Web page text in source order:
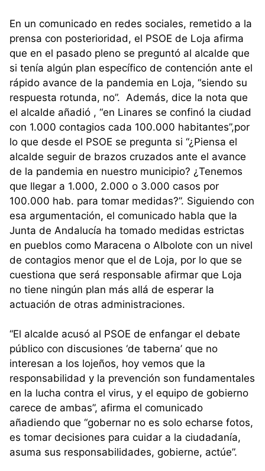
En un comunicado en redes sociales, remetido a la
prensa con posterioridad, el PSOE de Loja afirma
que en el pasado pleno se preguntó al alcalde que
si tenía algún plan específico de contención ante el
rápido avance de la pandemia en Loja, “siendo su
respuesta rotunda, no”. Además, dice la nota que
el alcalde añadió , “en Linares se confinó la ciudad
con 1.000 contagios cada 100.000 habitantes”,por
lo que desde el PSOE se pregunta si “¿Piensa el
alcalde seguir de brazos cruzados ante el avance
de la pandemia en nuestro municipio? ¿Tenemos
que llegar a 1.000, 2.000 o 3.000 casos por
100.000 hab. para tomar medidas?”. Siguiendo con
esa argumentación, el comunicado habla que la
Junta de Andalucía ha tomado medidas estrictas
en pueblos como Maracena o Albolote con un nivel
de contagios menor que el de Loja, por lo que se
cuestiona que será responsable afirmar que Loja
no tiene ningún plan más allá de esperar la
actuación de otras administraciones.
“El alcalde acusó al PSOE de enfangar el debate
público con discusiones ‘de taberna’ que no
interesan a los lojeños, hoy vemos que la
responsabilidad y la prevención son fundamentales
en la lucha contra el virus, y el equipo de gobierno
carece de ambas”, afirma el comunicado
añadiendo que “gobernar no es solo echarse fotos,
es tomar decisiones para cuidar a la ciudadanía,
asuma sus responsabilidades, gobierne, actúe”.